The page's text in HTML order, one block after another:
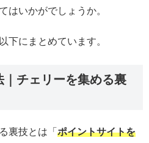
はいかがでしょうか。
下にまとめています。
チェリーを集める裏
裏技とは「 ポイントサイトを